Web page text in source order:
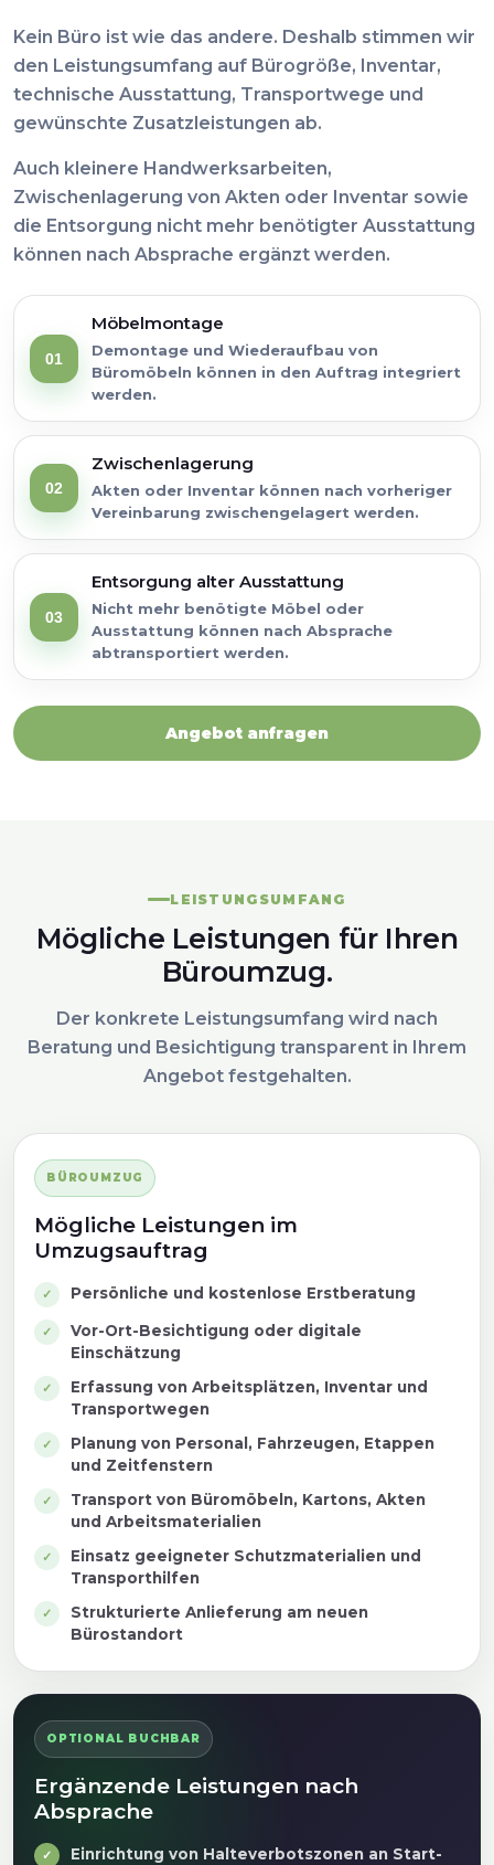
Kein Büro ist wie das andere. Deshalb stimmen wir
den Leistungsumfang auf Bürogröße, Inventar,
technische Ausstattung, Transportwege und
gewünschte Zusatzleistungen ab.
Auch kleinere Handwerksarbeiten,
Zwischenlagerung von Akten oder Inventar sowie
die Entsorgung nicht mehr benötigter Ausstattung
können nach Absprache ergänzt werden.
01
Möbelmontage
Demontage und Wiederaufbau von
Büromöbeln können in den Auftrag integriert
werden.
02
Zwischenlagerung
Akten oder Inventar können nach vorheriger
Vereinbarung zwischengelagert werden.
03
Entsorgung alter Ausstattung
Nicht mehr benötigte Möbel oder
Ausstattung können nach Absprache
abtransportiert werden.
Angebot anfragen
LEISTUNGSUMFANG
Mögliche Leistungen für Ihren
Büroumzug.
Der konkrete Leistungsumfang wird nach
Beratung und Besichtigung transparent in Ihrem
Angebot festgehalten.
BÜROUMZUG
Mögliche Leistungen im
Umzugsauftrag
Persönliche und kostenlose Erstberatung
Vor-Ort-Besichtigung oder digitale
Einschätzung
Erfassung von Arbeitsplätzen, Inventar und
Transportwegen
Planung von Personal, Fahrzeugen, Etappen
und Zeitfenstern
Transport von Büromöbeln, Kartons, Akten
und Arbeitsmaterialien
Einsatz geeigneter Schutzmaterialien und
Transporthilfen
Strukturierte Anlieferung am neuen
Bürostandort
OPTIONAL BUCHBAR
Ergänzende Leistungen nach
Absprache
Einrichtung von Halteverbotszonen an Start-